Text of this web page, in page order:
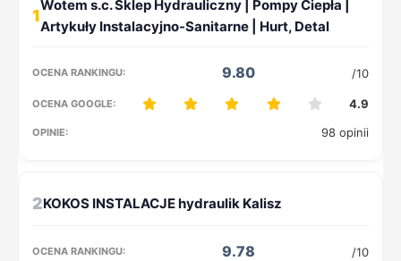
1
9.80 /10
4.9
98 opinii
2
9.78 /10